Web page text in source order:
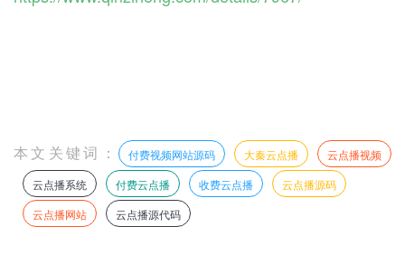
本文关键词： 付费视频网站源码 大秦云点播
云点播视频
云点播系统
付费云点播 收费云点播
云点播源码
云点播网站
云点播源代码